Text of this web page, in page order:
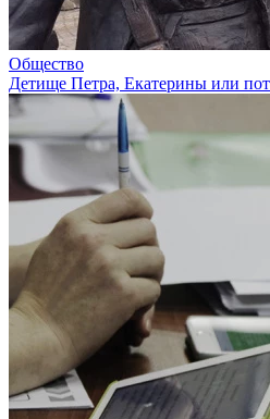
Общество
Детище Петра, Екатерины или